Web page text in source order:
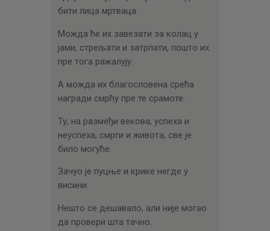
бити лица мртваца.
Можда ће их завезати за колац у
јами, стрељати и затрпати, пошто их
пре тога ражалују.
А можда их благословена срећа
награди смрћу пре те срамоте.
Ту, на размеђи векова, успеха и
неуспеха, смрти и живота, све је
било могуће.
Зачуо је пуцње и крике негде у
висини.
Нешто се дешавало, али није могао
да провери шта тачно.